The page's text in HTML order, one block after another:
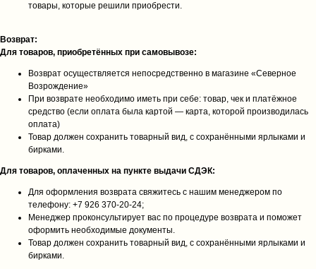
товары, которые решили приобрести.
Возврат:
Для товаров, приобретённых при самовывозе:
Возврат осуществляется непосредственно в магазине «Северное
Возрождение»
При возврате необходимо иметь при себе: товар, чек и платёжное
средство (если оплата была картой — карта, которой производилась
оплата)
Товар должен сохранить товарный вид, с сохранёнными ярлыками и
бирками.
Для товаров, оплаченных на пункте выдачи СДЭК:
Для оформления возврата свяжитесь с нашим менеджером по
телефону: +7 926 370‑20‑24;
Менеджер проконсультирует вас по процедуре возврата и поможет
оформить необходимые документы.
Товар должен сохранить товарный вид, с сохранёнными ярлыками и
бирками.